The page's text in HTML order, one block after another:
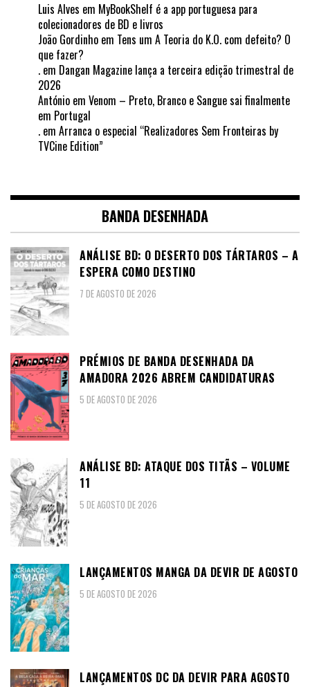
Luis Alves em MyBookShelf é a app portuguesa para
colecionadores de BD e livros
João Gordinho em Tens um A Teoria do K.O. com defeito? O
que fazer?
. em Dangan Magazine lança a terceira edição trimestral de
2026
António em Venom – Preto, Branco e Sangue sai finalmente
em Portugal
. em Arranca o especial “Realizadores Sem Fronteiras by
TVCine Edition”
BANDA DESENHADA
ANÁLISE BD: O DESERTO DOS TÁRTAROS – A
ESPERA COMO DESTINO
7 DE AGOSTO DE 2026
PRÉMIOS DE BANDA DESENHADA DA
AMADORA 2026 ABREM CANDIDATURAS
5 DE AGOSTO DE 2026
ANÁLISE BD: ATAQUE DOS TITÃS – VOLUME
11
5 DE AGOSTO DE 2026
LANÇAMENTOS MANGA DA DEVIR DE AGOSTO
5 DE AGOSTO DE 2026
LANÇAMENTOS DC DA DEVIR PARA AGOSTO